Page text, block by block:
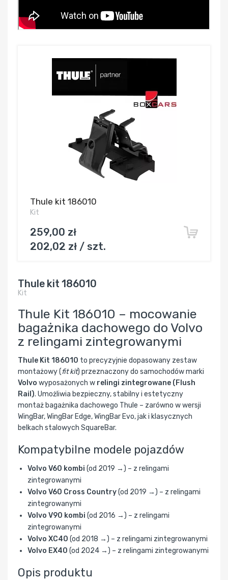
Thule kit 186010
Kit
259,00 zł
202,02 zł / szt.
Thule kit 186010
Kit
Thule Kit 186010 – mocowanie
bagażnika dachowego do Volvo
z relingami zintegrowanymi
Thule Kit 186010 to precyzyjnie dopasowany zestaw
montażowy (fit kit) przeznaczony do samochodów marki
Volvo wyposażonych w relingi zintegrowane (Flush
Rail). Umożliwia bezpieczny, stabilny i estetyczny
montaż bagażnika dachowego Thule – zarówno w wersji
WingBar, WingBar Edge, WingBar Evo, jak i klasycznych
belkach stalowych SquareBar.
Kompatybilne modele pojazdów
Volvo V60 kombi (od 2019 →) – z relingami
zintegrowanymi
Volvo V60 Cross Country(od 2019 →) – z relingami
zintegrowanymi
Volvo V90 kombi (od 2016 →) – z relingami
zintegrowanymi
Volvo XC40 (od 2018 →) – z relingami zintegrowanymi
Volvo EX40 (od 2024 →) – z relingami zintegrowanymi
Opis produktu